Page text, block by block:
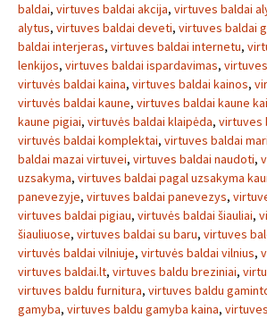
baldai, virtuves baldai akcija, virtuves baldai
alytus, virtuves baldai deveti, virtuves baldai
baldai interjeras, virtuves baldai internetu,
lenkijos, virtuves baldai ispardavimas,
virtuvės baldai kaina, virtuves baldai kainos,
virtuvės baldai kaune, virtuves baldai kaune
kaune pigiai, virtuvės baldai klaipėda, virtuves
virtuvės baldai komplektai, virtuves baldai
baldai mazai virtuvei, virtuves baldai naudoti,
uzsakyma, virtuves baldai pagal uzsakyma
panevezyje, virtuves baldai panevezys,
virtuves baldai pigiau, virtuvės baldai šiauliai,
šiauliuose, virtuves baldai su baru, virtuves
virtuvės baldai vilniuje, virtuvės baldai vilnius,
virtuves baldai.lt, virtuves baldu breziniai,
virtuves baldu furnitura, virtuves baldu
gamyba, virtuves baldu gamyba kaina,